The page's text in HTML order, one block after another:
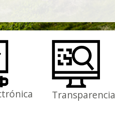
Transparencia